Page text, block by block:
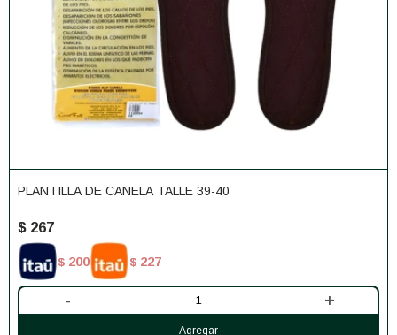
PLANTILLA DE CANELA TALLE 39-40
$ 267
$ 200 $ 227
- +